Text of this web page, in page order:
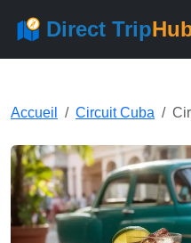
Direct Trip
Accueil Circuit Cuba